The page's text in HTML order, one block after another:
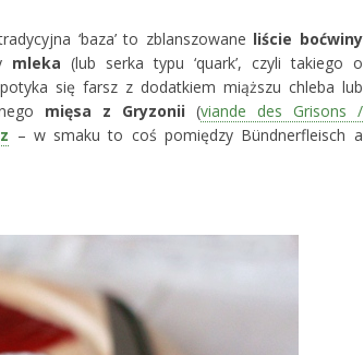
‘baza’ to zblanszowane liście boćwiny
mleka (lub serka typu ‘quark’, czyli takiego o
się farsz z dodatkiem miąższu chleba lub
mięsa z Gryzonii(viande des Grisons /
– w smaku to coś pomiędzy Bündnerfleisch a